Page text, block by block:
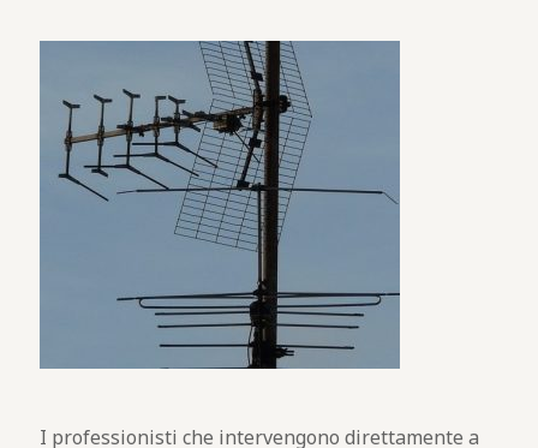
I professionisti che intervengono direttamente a